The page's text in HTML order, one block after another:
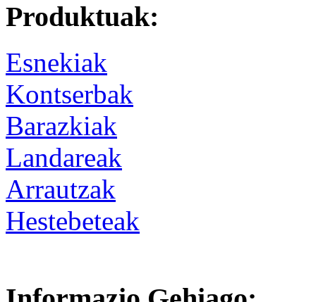
Produktuak:
Esnekiak
Kontserbak
Barazkiak
Landareak
Arrautzak
Hestebeteak